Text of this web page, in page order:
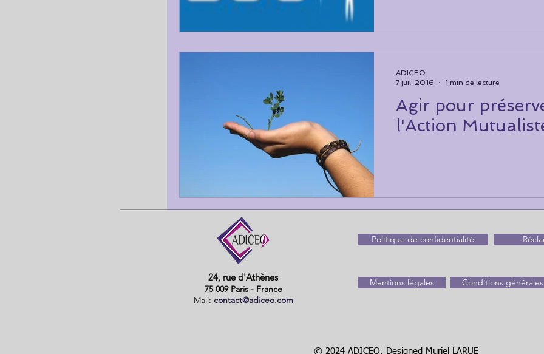
Assurance Santé
Développement commercial Transformation
identification
Agir pour
l'Action
ADICEO
7 juil. 2016
1 min de lecture
24, rue d'Athènes
75 009 Paris - France
Mail: contact@adiceo.com
Politique de confidentialité
Mentions légales Conditions
© 2024 ADICEO. Designed Muriel LARUE